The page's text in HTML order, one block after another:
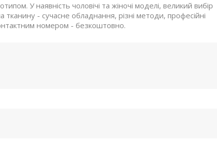
У наявність чоловічі та жіночі моделі, великий вибір
- сучасне обладнання, різні методи, професійні
номером - безкоштовно.